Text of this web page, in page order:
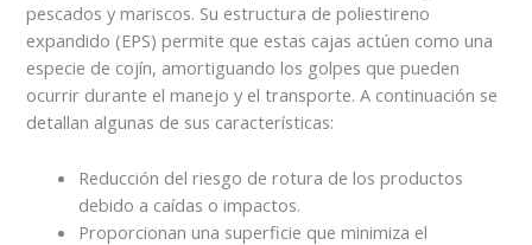
pescados y mariscos. Su estructura de poliestireno
expandido (EPS) permite que estas cajas actúen como una
especie de cojín, amortiguando los golpes que pueden
ocurrir durante el manejo y el transporte. A continuación se
detallan algunas de sus características:
Reducción del riesgo de rotura de los productos
debido a caídas o impactos.
Proporcionan una superficie que minimiza el